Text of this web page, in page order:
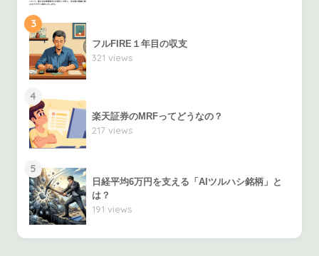
3
フルFIRE１年目の収支
321 views
4
楽天証券のMRFってどうなの？
217 views
5
日経平均6万円を支える「AIツルハシ銘柄」と
は？
191 views